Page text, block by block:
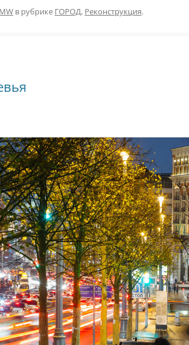
MW в рубрике ГОРОД, Реконструкция.